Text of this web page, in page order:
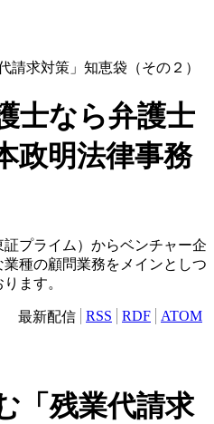
請求対策」知恵袋（その２）
士なら弁護士
政明法律事務
プライム）からベンチャー企
種の顧問業務をメインとしつ
ます。
最新配信 RSS RDF ATOM
「残業代請求